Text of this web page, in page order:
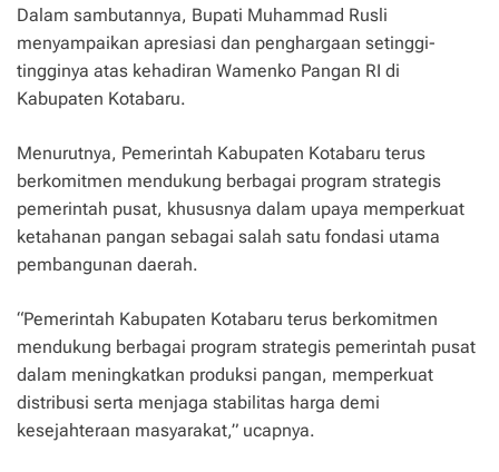
Dalam sambutannya, Bupati Muhammad Rusli
menyampaikan apresiasi dan penghargaan setinggi-
tingginya atas kehadiran Wamenko Pangan RI di
Kabupaten Kotabaru.
Menurutnya, Pemerintah Kabupaten Kotabaru terus
berkomitmen mendukung berbagai program strategis
pemerintah pusat, khususnya dalam upaya memperkuat
ketahanan pangan sebagai salah satu fondasi utama
pembangunan daerah.
“Pemerintah Kabupaten Kotabaru terus berkomitmen
mendukung berbagai program strategis pemerintah pusat
dalam meningkatkan produksi pangan, memperkuat
distribusi serta menjaga stabilitas harga demi
kesejahteraan masyarakat,” ucapnya.